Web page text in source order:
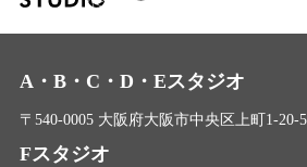
A・B・C・D・Eスタジオ
〒540-0005 大阪府大阪市中央区上町1-20-
Fスタジオ